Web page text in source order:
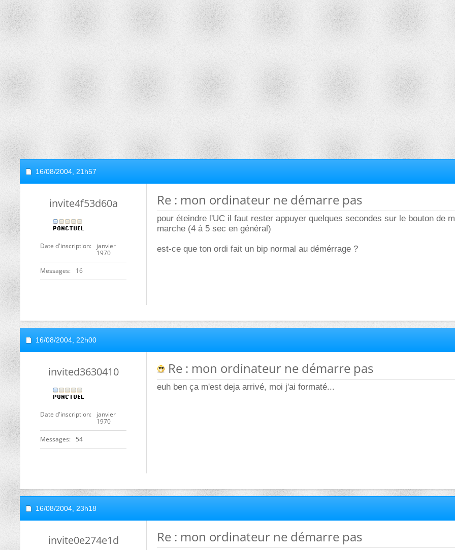
16/08/2004, 21h57
invite4f53d60a
Date d'inscription
janvier
1970
Messages 16
Re : mon ordinateur ne démarre pas
pour éteindre l'UC il faut rester appuyer quelques secondes sur le bouton de
marche (4 à 5 sec en général)
est-ce que ton ordi fait un bip normal au démérrage ?
16/08/2004, 22h00
invited3630410
Date d'inscription
janvier
1970
Messages 54
Re : mon ordinateur ne démarre pas
euh ben ça m'est deja arrivé, moi j'ai formaté...
16/08/2004, 23h18
invite0e274e1d Re : mon ordinateur ne démarre pas